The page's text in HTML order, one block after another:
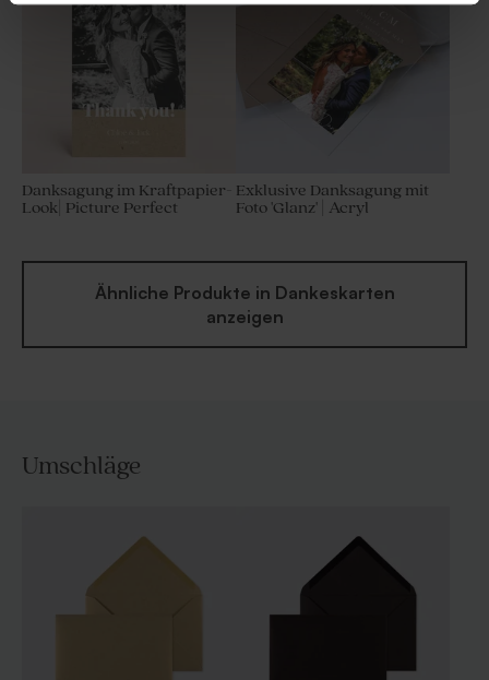
Danksagung im Kraftpapier-
Look| Picture Perfect
Exklusive Danksagung mit
Foto 'Glanz' | Acryl
Ähnliche Produkte in Dankeskarten
anzeigen
Umschläge